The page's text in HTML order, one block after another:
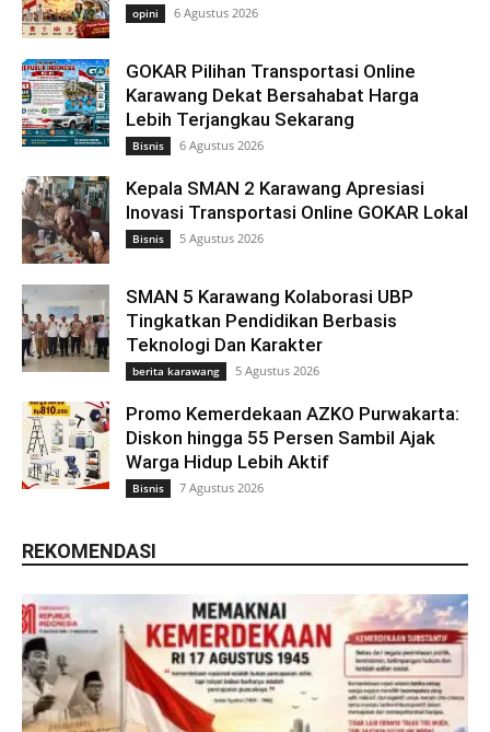
opini 6 Agustus 2026
GOKAR Pilihan Transportasi Online
Karawang Dekat Bersahabat Harga
Lebih Terjangkau Sekarang
Bisnis 6 Agustus 2026
Kepala SMAN 2 Karawang Apresiasi
Inovasi Transportasi Online GOKAR Lokal
Bisnis 5 Agustus 2026
SMAN 5 Karawang Kolaborasi UBP
Tingkatkan Pendidikan Berbasis
Teknologi Dan Karakter
berita karawang 5 Agustus 2026
Promo Kemerdekaan AZKO Purwakarta:
Diskon hingga 55 Persen Sambil Ajak
Warga Hidup Lebih Aktif
Bisnis 7 Agustus 2026
REKOMENDASI